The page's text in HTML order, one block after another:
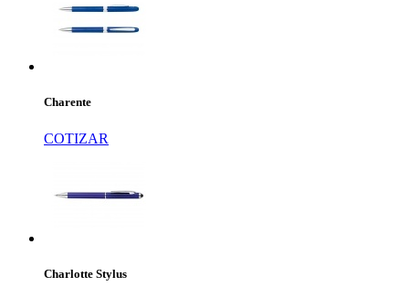
Charente
COTIZAR
Charlotte Stylus